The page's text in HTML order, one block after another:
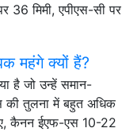
36 मिमी, एपीएस-सी पर
महंगे क्यों हैं?
है जो उन्हें समान-
की तुलना में बहुत अधिक
कैनन ईएफ-एस 10-22